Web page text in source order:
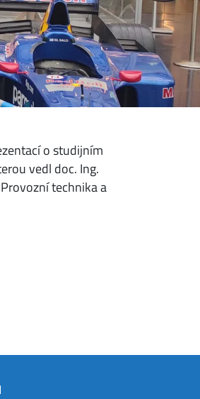
o studijním
vedl doc. Ing.
technika a